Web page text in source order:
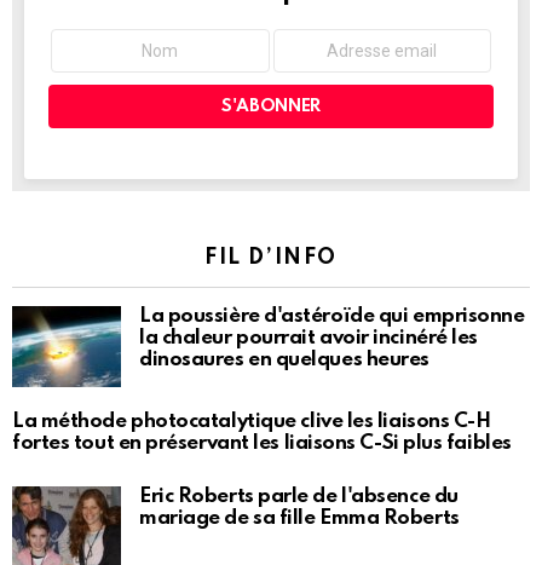
FIL D’INFO
La poussière d'astéroïde qui emprisonne
la chaleur pourrait avoir incinéré les
dinosaures en quelques heures
La méthode photocatalytique clive les liaisons C-H
fortes tout en préservant les liaisons C-Si plus faibles
Eric Roberts parle de l'absence du
mariage de sa fille Emma Roberts